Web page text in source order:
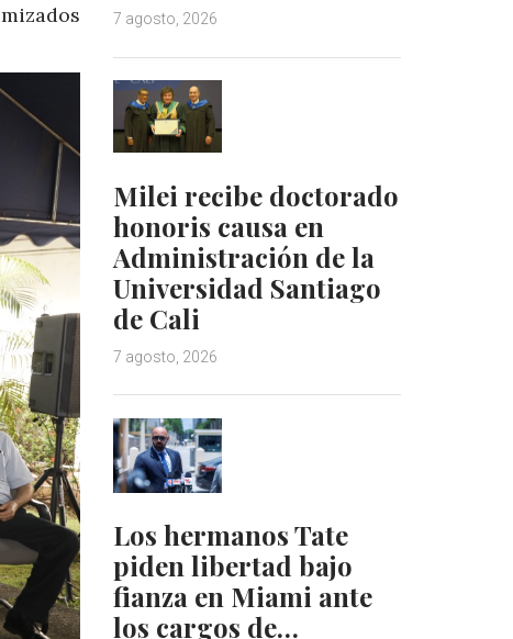
7 agosto, 2026
Milei recibe doctorado
honoris causa en
Administración de la
Universidad Santiago
de Cali
7 agosto, 2026
Los hermanos Tate
piden libertad bajo
fianza en Miami ante
los cargos de…